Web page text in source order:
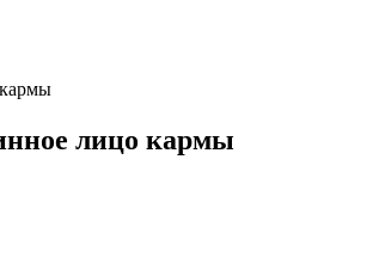
лицо кармы